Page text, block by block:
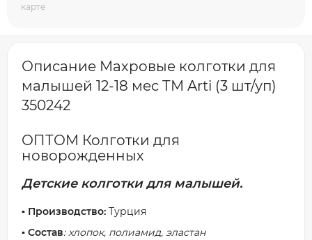
карте
Описание Махровые колготки для
малышей 12-18 мес ТМ Arti (3 шт/уп)
350242
ОПТОМ Колготки для
новорожденных
Детские колготки для малышей.
▪️ Производство: Турция
▪️ Состав: хлопок, полиамид, эластан